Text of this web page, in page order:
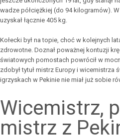
wadze półciężkiej (do 94 kilogramów).
uzyskał łącznie 405 kg.
Kołecki był na topie, choć w kolejnych
zdrowotne. Doznał poważnej kontuzji
światowych pomostach powrócił w
zdobył tytuł mistrz Europy i wicemistrza
igrzyskach w Pekinie nie miał już sobie
Wicemistrz,
mistrz z